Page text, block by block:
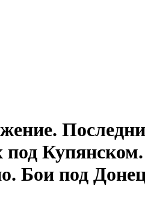
Бои под